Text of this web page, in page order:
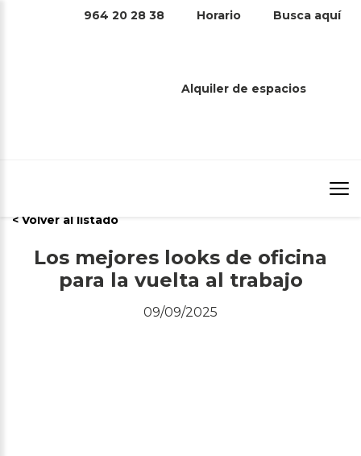
964 20 28 38 Horario Busca aquí
Alquiler de espacios
PARA LA VUELTA AL TRABAJO
Los mejores looks de oficina para la vuelta al trabajo/
< Volver al listado
Los mejores looks de oficina
para la vuelta al trabajo
09/09/2025